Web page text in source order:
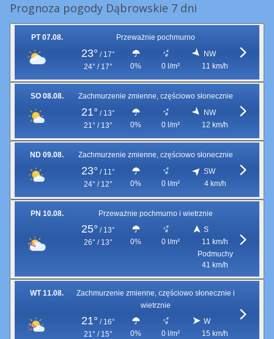
Prognoza pogody Dąbrowskie 7 dni
PT 07.08. Przeważnie pochmurno
23° / 17°
24° / 17°
0% 0 l/m²
NW
11 km/h
SO 08.08. Zachmurzenie zmienne, częściowo słonecznie
21° / 13°
21° / 13°
0% 0 l/m²
NW
12 km/h
ND 09.08. Zachmurzenie zmienne, częściowo słonecznie
23° / 11°
24° / 12°
0% 0 l/m²
SW
4 km/h
PN 10.08. Przeważnie pochmurno i wietrznie
25° / 13°
26° / 13°
0% 0 l/m²
S
11 km/h
Podmuchy
41 km/h
WT 11.08.
Zachmurzenie zmienne, częściowo słonecznie i
wietrznie
21° / 16°
21° / 15°
0% 0 l/m²
W
15 km/h